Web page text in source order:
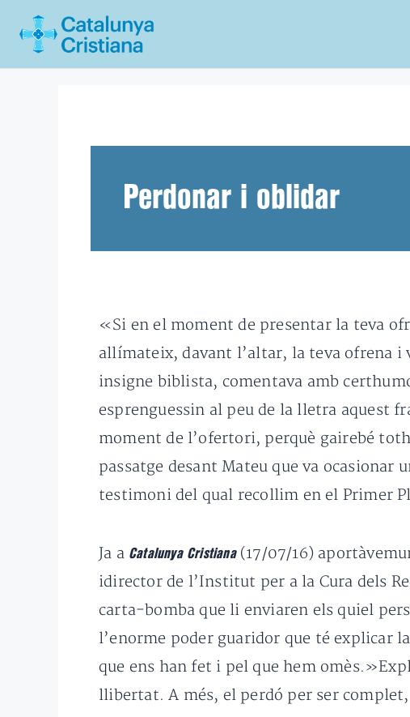
Perdonar i oblidar
«Si en el moment de presentar la teva
allímateix, davant l’altar, la teva ofrena i
insigne biblista, comentava amb
esprenguessin al peu de la lletra aquest
moment de l’ofertori, perquè gairebé
passatge desant Mateu que va ocasionar
testimoni del qual recollim en el Primer
Ja a Catalunya Cristiana(17/07/16)
idirector de l’Institut per a la Cura dels
carta-bomba que li enviaren els quiel
l’enorme poder guaridor que té explicar
que ens han fet i pel que hem
llibertat. A més, el perdó per ser